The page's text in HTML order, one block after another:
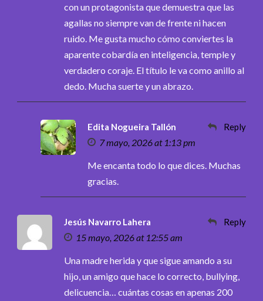
con un protagonista que demuestra que las
agallas no siempre van de frente ni hacen
ruido. Me gusta mucho cómo conviertes la
aparente cobardía en inteligencia, temple y
verdadero coraje. El título le va como anillo al
dedo. Mucha suerte y un abrazo.
Edita Nogueira Tallón
7 mayo, 2026 at 1:13 pm
Reply
Me encanta todo lo que dices. Muchas
gracias.
Jesús Navarro Lahera
15 mayo, 2026 at 12:55 am
Reply
Una madre herida y que sigue amando a su
hijo, un amigo que hace lo correcto, bullying,
delicuencia… cuántas cosas en apenas 200